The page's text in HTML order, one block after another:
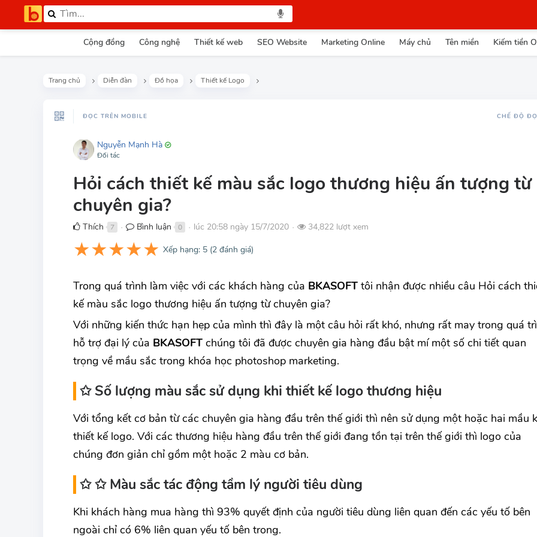
Cộng đồng Công nghệ Thiết kế web SEO Website Marketing Online Máy chủ Tên miền Kiếm tiền
Trang chủ Diễn đàn Đồ họa Thiết kế Logo
ĐỌC TRÊN MOBILE CHẾ ĐỘ
Nguyễn Mạnh Hà
Đối tác
Hỏi cách thiết kế màu sắc logo thương hiệu ấn tượng từ
chuyên gia?
Thích 7 ● Bình luận 0 ● lúc 20:58 ngày 15/7/2020 ● 34,822 lượt xem
★★★★★ Xếp hạng: 5 (2 đánh giá)
Trong quá trình làm việc với các khách hàng của BKASOFT tôi nhận được nhiều câu Hỏi cách
kế màu sắc logo thương hiệu ấn tượng từ chuyên gia?
Với những kiến thức hạn hẹp của mình thì đây là một câu hỏi rất khó, nhưng rất may trong quá
hỗ trợ đại lý của BKASOFT chúng tôi đã được chuyên gia hàng đầu bật mí một số chi tiết quan
trọng về mầu sắc trong khóa học photoshop marketing.
✩ Số lượng màu sắc sử dụng khi thiết kế logo thương hiệu
Với tổng kết cơ bản từ các chuyên gia hàng đầu trên thế giới thì nên sử dụng một hoặc hai mầu
thiết kế logo. Với các thương hiệu hàng đầu trên thế giới đang tồn tại trên thế giới thì logo của
chúng đơn giản chỉ gồm một hoặc 2 màu cơ bản.
✩ ✩ Màu sắc tác động tầm lý người tiêu dùng
Khi khách hàng mua hàng thì 93% quyết định của người tiêu dùng liên quan đến các yếu tố bên
ngoài chỉ có 6% liên quan yếu tố bên trong.